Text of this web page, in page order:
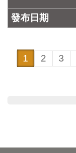
1 2 3